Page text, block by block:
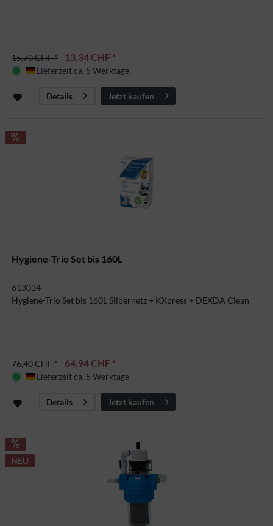
15,70 CHF * 13,34 CHF *
Deutschland
Lieferzeit ca. 5 Werktage
Details Jetzt kaufen
Hygiene-Trio Set bis 160L
613014
Hygiene-Trio Set bis 160L Silbernetz + KXpress + DEXDA Clean
76,40 CHF * 64,94 CHF *
Deutschland
Lieferzeit ca. 5 Werktage
Details Jetzt kaufen
NEU